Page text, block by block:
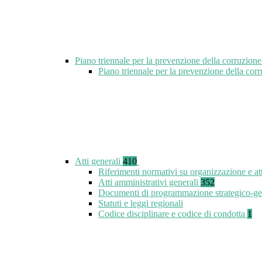
Piano triennale per la prevenzione della
Piano triennale per la prevenzione della
Atti generali 410
Riferimenti normativi su organizzazione e
Atti amministrativi generali 352
Documenti di programmazione strategico-
Statuti e leggi regionali
Codice disciplinare e codice di condotta 1